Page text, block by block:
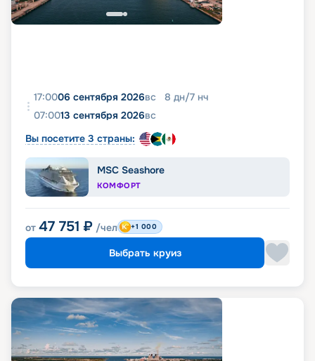
17:0006 сентября 2026вс 8 дн/7 нч
07:0013 сентября 2026вс
Вы посетите 3 страны:
MSC Seashore
КОМФОРТ
от 47 751 ₽ /чел +1 000
Выбрать круиз